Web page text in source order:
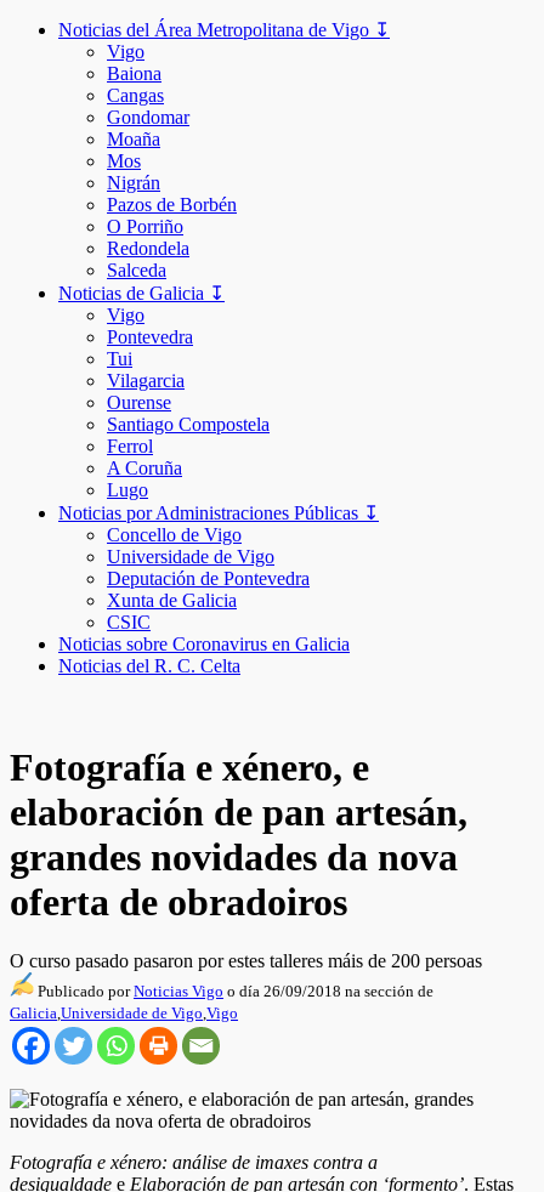
Noticias del Área Metropolitana de Vigo ↧
Vigo
Baiona
Cangas
Gondomar
Moaña
Mos
Nigrán
Pazos de Borbén
O Porriño
Redondela
Salceda
Noticias de Galicia ↧
Vigo
Pontevedra
Tui
Vilagarcia
Ourense
Santiago Compostela
Ferrol
A Coruña
Lugo
Noticias por Administraciones Públicas ↧
Concello de Vigo
Universidade de Vigo
Deputación de Pontevedra
Xunta de Galicia
CSIC
Noticias sobre Coronavirus en Galicia
Noticias del R. C. Celta
Fotografía e xénero, e
elaboración de pan artesán,
grandes novidades da nova
oferta de obradoiros
O curso pasado pasaron por estes talleres máis de 200 persoas
Publicado porNoticias Vigo o día 26/09/2018 na sección de
Galicia,Universidade de Vigo,Vigo
Fotografía e xénero: análise de imaxes contra a
desigualdade e Elaboración de pan artesán con ‘formento’. Estas